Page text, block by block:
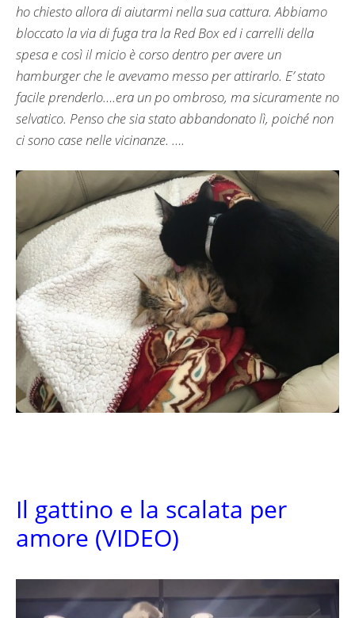
ho chiesto allora di aiutarmi nella sua cattura. Abbiamo
bloccato la via di fuga tra la Red Box ed i carrelli della
spesa e così il micio è corso dentro per avere un
hamburger che le avevamo messo per attirarlo. E’ stato
facile prenderlo….era un po ombroso, ma sicuramente no
selvatico. Penso che sia stato abbandonato lì, poiché non
ci sono case nelle vicinanze. ….
Il gattino e la scalata per
amore (VIDEO)